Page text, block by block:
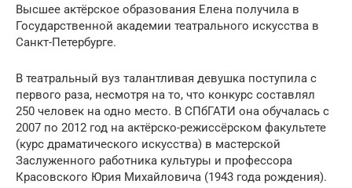
Высшее актёрское образования Елена получила в
Государственной академии театрального искусства в
Санкт-Петербурге.
В театральный вуз талантливая девушка поступила с
первого раза, несмотря на то, что конкурс составлял
250 человек на одно место. В СПбГАТИ она обучалась с
2007 по 2012 год на актёрско-режиссёрском факультете
(курс драматического искусства) в мастерской
Заслуженного работника культуры и профессора
Красовского Юрия Михайловича (1943 года рождения).